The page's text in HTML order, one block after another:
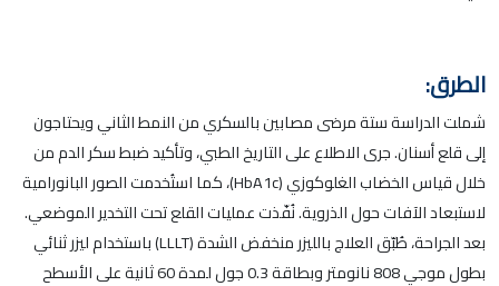
الطرق:
شملت الدراسة ستة مرضى مصابين بالسكري من النمط الثاني ويحتاجون
إلى قلع أسنان. جرى الاطلاع على التاريخ الطبي، وتأكيد ضبط سكر الدم من
خلال قياس الخضاب الغلوكوزي (HbA1c)، كما استُخدمت الصور البانورامية
لاستبعاد الآفات حول الذروية. نُفّذت عمليات القلع تحت التخدير الموضعي.
بعد الجراحة، طُبّق العلاج بالليزر منخفض الشدة (LLLT) باستخدام ليزر ثنائي
بطول موجي 808 نانومتر وبطاقة 0.3 جول لمدة 60 ثانية على الأسطح